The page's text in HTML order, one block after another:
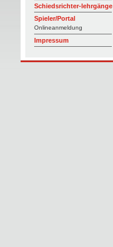
Schiedsrichter-lehrgänge
Spieler/Portal
Onlineanmeldung
Impressum